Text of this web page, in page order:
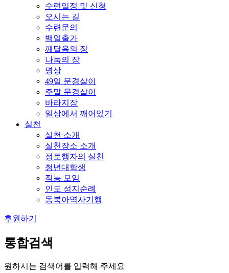
수련일정 및 신청
오시는 길
수련문의
백일출가
깨달음의 장
나눔의 장
명상
49일 문경살이
주말 문경살이
바라지장
일상에서 깨어있기
실천
실천 소개
실천장소 소개
정토행자의 실천
청년대학생
직능 모임
인도 성지순례
동북아역사기행
후원하기
통합검색
원하시는 검색어를 입력해 주세요